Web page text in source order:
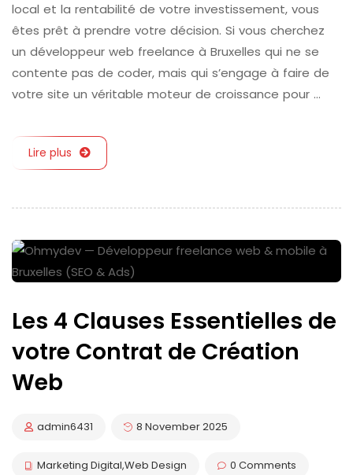
local et la rentabilité de votre investissement, vous
êtes prêt à prendre votre décision. Si vous cherchez
un développeur web freelance à Bruxelles qui ne se
contente pas de coder, mais qui s’engage à faire de
votre site un véritable moteur de croissance pour …
Lire plus
Les 4 Clauses Essentielles de
votre Contrat de Création
Web
admin6431 8 November 2025
Marketing Digital,Web Design 0 Comments